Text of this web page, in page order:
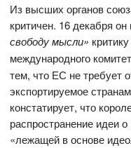
Из высших органов
критичен. 16 декабря
свободу мысли»
международного
тем, что ЕС не требует
экспортируемое
констатирует, что
распространение идеи
«лежащей в основе